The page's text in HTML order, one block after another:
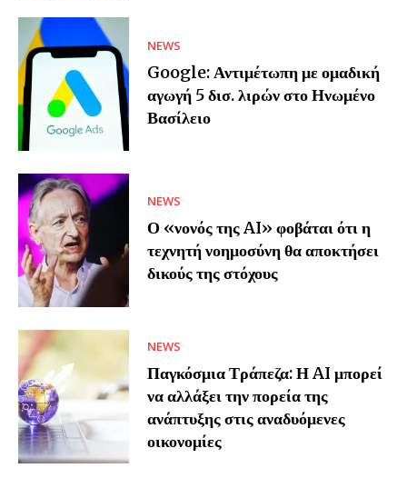
NEWS
Google: Αντιμέτωπη με ομαδική
αγωγή 5 δισ. λιρών στο Ηνωμένο
Βασίλειο
NEWS
Ο «νονός της AI» φοβάται ότι η
τεχνητή νοημοσύνη θα αποκτήσει
δικούς της στόχους
NEWS
Παγκόσμια Τράπεζα: Η AI μπορεί
να αλλάξει την πορεία της
ανάπτυξης στις αναδυόμενες
οικονομίες